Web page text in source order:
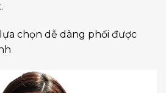
chọn dễ dàng phối được